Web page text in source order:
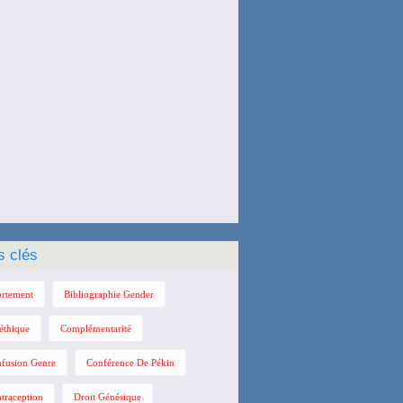
clés
Bibliographie Gender
Complémentarité
Genre Conférence De Pékin
Droit Génésique